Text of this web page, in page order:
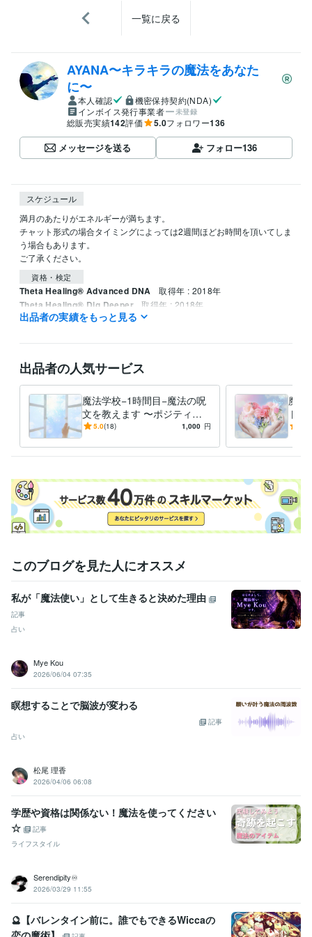
一覧に戻る
AYANA〜キラキラの魔法をあなた
に〜
本人確認
機密保持契約(NDA)
インボイス発行事業者
未登録
総販売実績142評価 5.0フォロワー136
メッセージを送る フォロー136
スケジュール
満月のあたりがエネルギーが満ちます。
チャット形式の場合タイミングによっては2週間ほどお時間を頂いてしま
う場合もあります。
資格・検定
Theta Healing® Advanced DNA 取得年 : 2018年
Theta Healing® Dig Deeper 取得年 : 2018年
占い エネルギー調整、未来、思考を変える
出品者の実績をもっと見る
出品者の人気サービス
魔法学校−1時間目−魔法の呪
文を教えます 〜ポジティブ
になる魔法をかけて思い通り
5.0(18) 1,000 円
魔法
ト
ティ
う〜
このブログを見た人にオススメ
私が「魔法使い」として生きると決めた理由
記事
占い
Mye Kou
2026/06/04 07:35
瞑想することで脳波が変わる
記事
占い
松尾 理香
2026/04/06 06:08
学歴や資格は関係ない！魔法を使ってください
☆
記事
ライフスタイル
Serendipity♾️
2026/03/29 11:55
🔮【バレンタイン前に。誰でもできるWiccaの